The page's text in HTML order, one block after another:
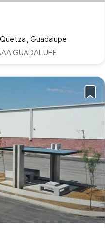
Guadalupe
GUADALUPE